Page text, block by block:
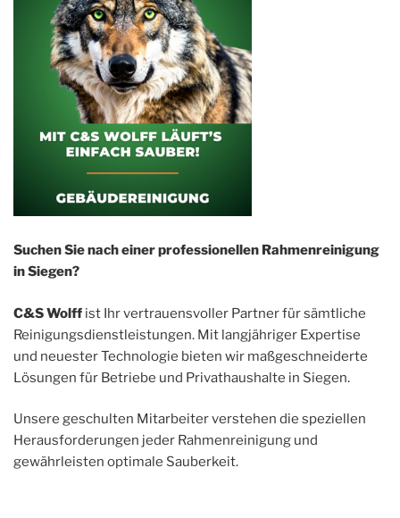
Suchen Sie nach einer professionellen Rahmenreinigung
in Siegen?
C&S Wolff ist Ihr vertrauensvoller Partner für sämtliche
Reinigungsdienstleistungen. Mit langjähriger Expertise
und neuester Technologie bieten wir maßgeschneiderte
Lösungen für Betriebe und Privathaushalte in Siegen.
Unsere geschulten Mitarbeiter verstehen die speziellen
Herausforderungen jeder Rahmenreinigung und
gewährleisten optimale Sauberkeit.